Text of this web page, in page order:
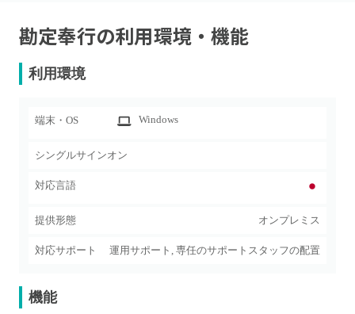
勘定奉行の利用環境・機能
利用環境
端末・OS Windows
シングルサインオン
対応言語
提供形態 オンプレミス
対応サポート 運用サポート, 専任のサポートスタッフの配置
機能